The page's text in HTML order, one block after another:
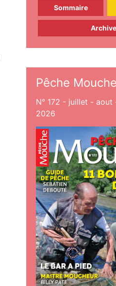
Sommaire
Pêche Mouche
N° 172 - juillet - aout
2026